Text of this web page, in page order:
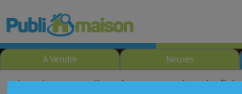
À Vendre Neuves